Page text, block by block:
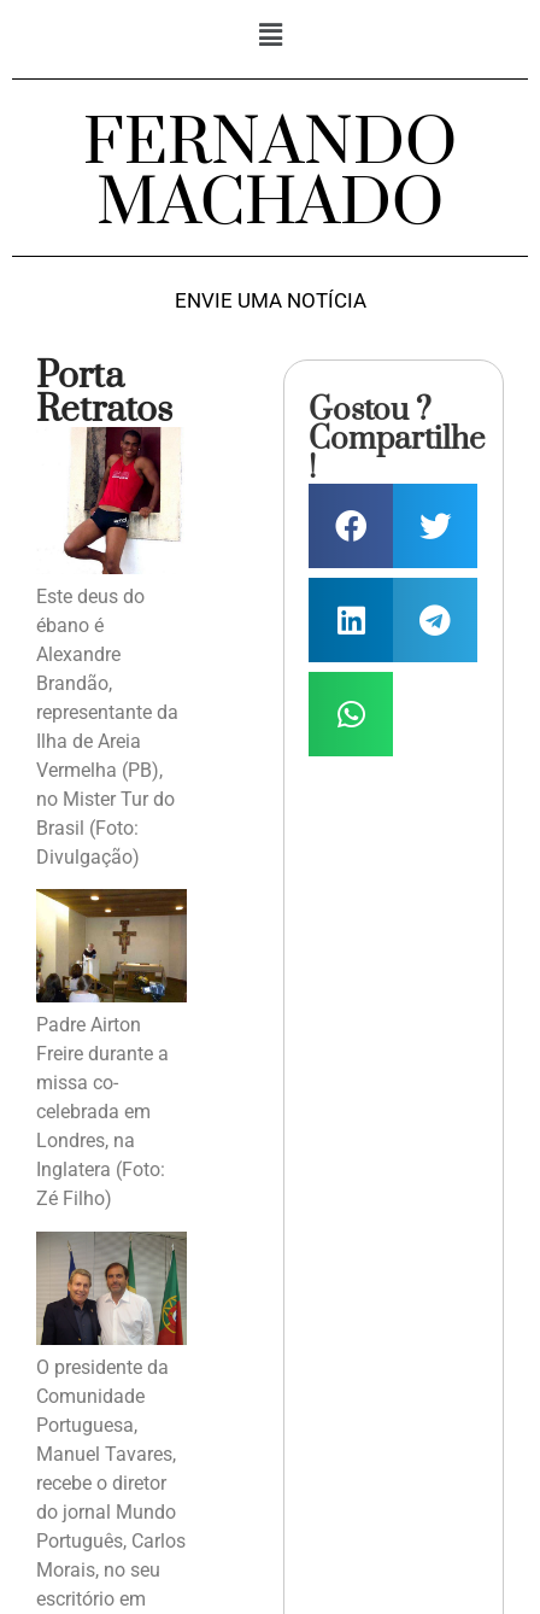
FERNANDO
MACHADO
ENVIE UMA NOTÍCIA
Porta
Retratos
Este deus do
ébano é
Alexandre
Brandão,
representante da
Ilha de Areia
Vermelha (PB),
no Mister Tur do
Brasil (Foto:
Divulgação)
Padre Airton
Freire durante a
missa co-
celebrada em
Londres, na
Inglatera (Foto:
Zé Filho)
O presidente da
Comunidade
Portuguesa,
Manuel Tavares,
recebe o diretor
do jornal Mundo
Português, Carlos
Morais, no seu
escritório em
Gostou ?
Compartilhe
!